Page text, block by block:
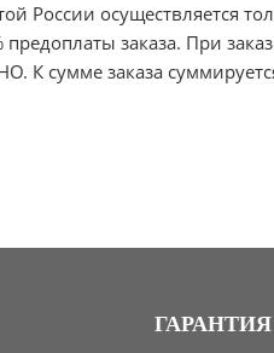
России осуществляется
заказа. При
К сумме заказа
ГАРАНТИЯ